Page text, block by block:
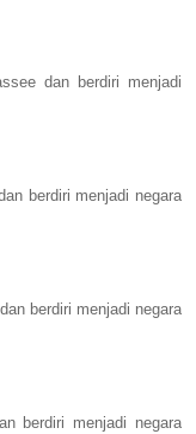
dan berdiri menjadi
berdiri menjadi negara
berdiri menjadi negara
berdiri menjadi negara